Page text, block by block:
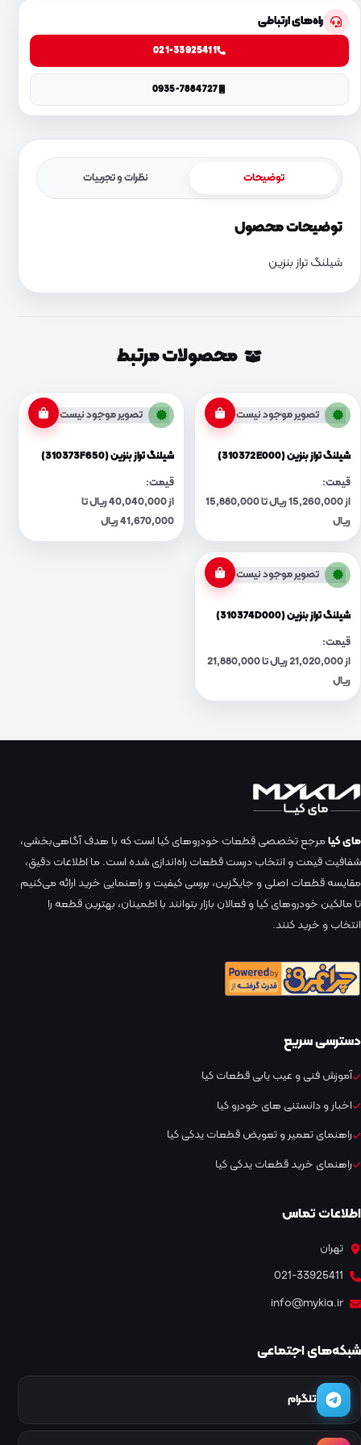
راه‌های ارتباطی
021-33925411
0935-7884727
توضیحات نظرات و تجربیات
توضیحات محصول
شیلنگ تراز بنزین
محصولات مرتبط
تصویر موجود نیست
شیلنگ تراز بنزین (310372E000)
قیمت:
از 15,260,000 ریال تا 15,880,000
ریال
تصویر موجود نیست
شیلنگ تراز بنزین (310373F650)
قیمت:
از 40,040,000 ریال تا
41,670,000 ریال
تصویر موجود نیست
شیلنگ تراز بنزین (310374D000)
قیمت:
از 21,020,000 ریال تا 21,880,000
ریال
مای کیامرجع تخصصی قطعات خودروهای کیا است که با هدف آگاهی‌بخشی،
شفافیت قیمت و انتخاب درست قطعات راه‌اندازی شده است. ما اطلاعات دقیق،
مقایسه قطعات اصلی و جایگزین، بررسی کیفیت و راهنمایی خرید ارائه می‌کنیم
تا مالکین خودروهای کیا و فعالان بازار بتوانند با اطمینان، بهترین قطعه را
انتخاب و خرید کنند.
دسترسی سریع
آموزش فنی و عیب یابی قطعات کیا
اخبار و دانستنی های خودرو کیا
راهنمای تعمیر و تعویض قطعات یدکی کیا
راهنمای خرید قطعات یدکی کیا
اطلاعات تماس
تهران
021-33925411
info@mykia.ir
شبکه‌های اجتماعی
تلگرام